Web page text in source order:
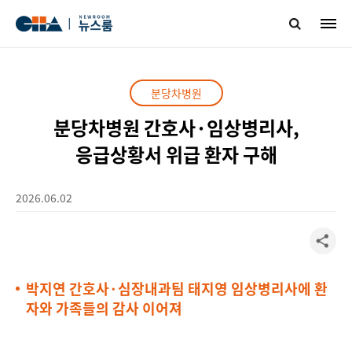
분당차병원
분당차병원 간호사·임상병리사,
응급상황서 위급 환자 구해
2026.06.02
박지연 간호사·심장내과팀 태지영 임상병리사에 환
자와 가족들의 감사 이어져